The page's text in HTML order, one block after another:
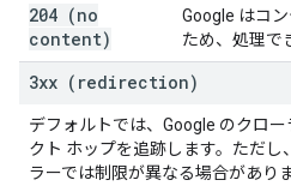
204 (no
content)
Google はコ
ため、処理で
3xx (redirection)
デフォルトでは、Google のクロ
クト ホップを追跡します。ただ
ラーでは制限が異なる場合があり